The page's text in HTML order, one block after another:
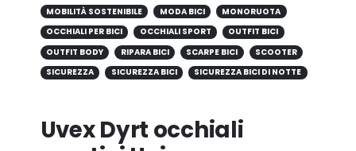
MOBILITÀ SOSTENIBILE
MODA BICI
MONORUOTA
OCCHIALI PER BICI
OCCHIALI SPORT
OUTFIT BICI
OUTFIT BODY
RIPARA BICI SCARPE BICI
SCOOTER
SICUREZZA
SICUREZZA BICI SICUREZZA BICI DI NOTTE
Uvex Dyrt occhiali